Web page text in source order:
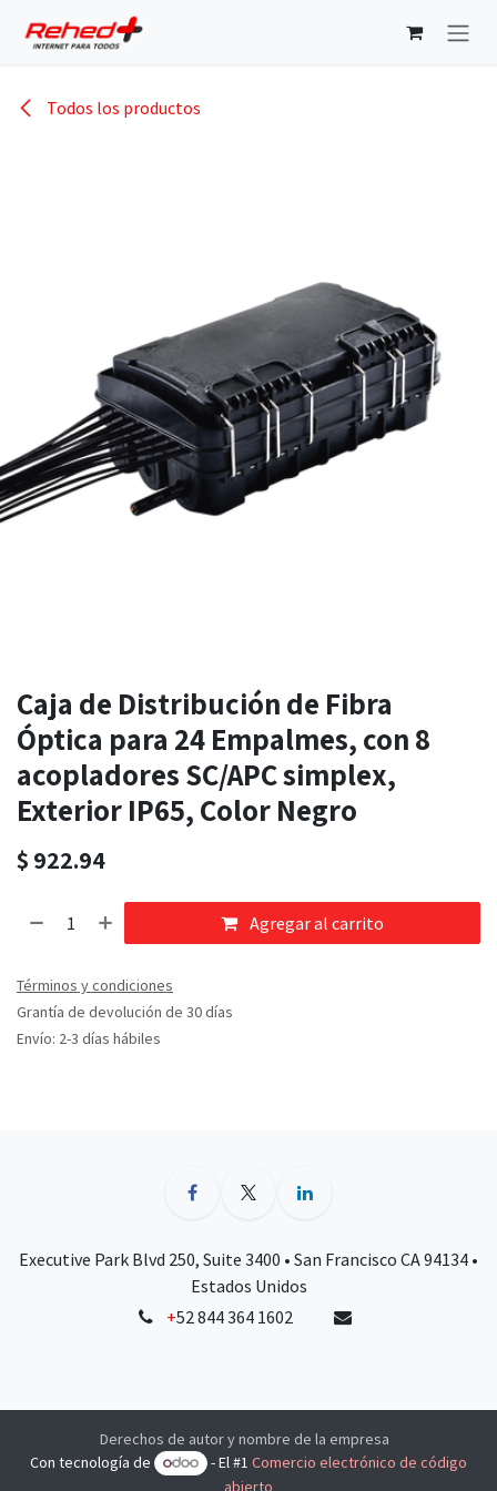
Todos los productos
Caja de Distribución de Fibra
Óptica para 24 Empalmes, con 8
acopladores SC/APC simplex,
Exterior IP65, Color Negro
$ 922.94
Agregar al carrito
Términos y condiciones
Grantía de devolución de 30 días
Envío: 2-3 días hábiles
Executive Park Blvd 250, Suite 3400 • San Francisco CA 94134 •
Estados Unidos
+52 844 364 1602
Derechos de autor y nombre de la empresa
Con tecnología de
- El #1Comercio electrónico de código
abierto